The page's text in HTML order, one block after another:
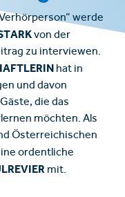
werde
von der
zu interviewen.
hat in
und davon
die das
möchten. Als
Österreichischen
ordentliche
mit.